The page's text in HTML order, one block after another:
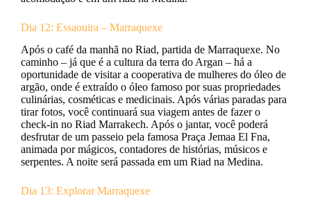
Dia 12: Essaouira – Marraquexe
Após o café da manhã no Riad, partida de Marraquexe. No
caminho – já que é a cultura da terra do Argan – há a
oportunidade de visitar a cooperativa de mulheres do óleo de
argão, onde é extraído o óleo famoso por suas propriedades
culinárias, cosméticas e medicinais. Após várias paradas para
tirar fotos, você continuará sua viagem antes de fazer o
check-in no Riad Marrakech. Após o jantar, você poderá
desfrutar de um passeio pela famosa Praça Jemaa El Fna,
animada por mágicos, contadores de histórias, músicos e
serpentes. A noite será passada em um Riad na Medina.
Dia 13: Explorar Marraquexe